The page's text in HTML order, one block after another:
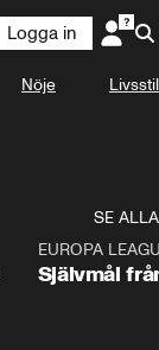
Logga in
Nöje Livsstil
SE ALLA
EUROPA
Självmål